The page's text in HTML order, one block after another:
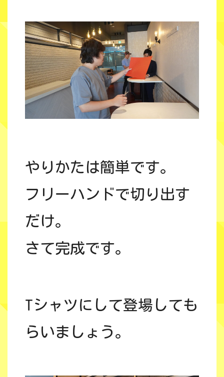
やりかたは簡単です。
フリーハンドで切り出す
だけ。
さて完成です。
Tシャツにして登場しても
らいましょう。